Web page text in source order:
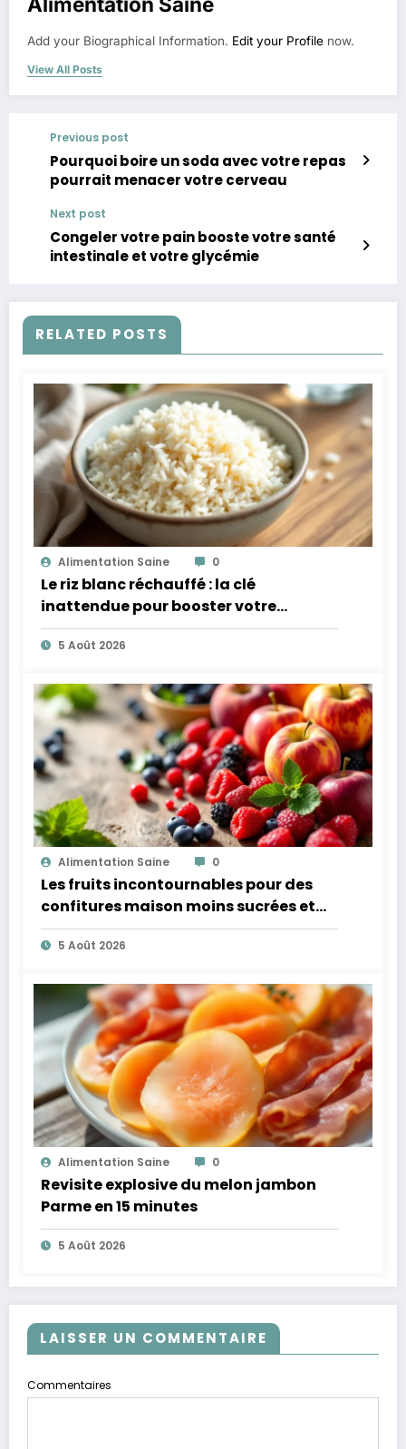
Add your Biographical Information. Edit your Profile now.
View All Posts
Previous post
Pourquoi boire un soda avec votre repas
pourrait menacer votre cerveau
Next post
Congeler votre pain booste votre santé
intestinale et votre glycémie
RELATED POSTS
Alimentation Saine 0
Le riz blanc réchauffé : la clé
inattendue pour booster votre
microbiote
5 Août 2026
Alimentation Saine 0
Les fruits incontournables pour des
confitures maison moins sucrées et
plus légères
5 Août 2026
Alimentation Saine 0
Revisite explosive du melon jambon
Parme en 15 minutes
5 Août 2026
LAISSER UN COMMENTAIRE
Commentaires